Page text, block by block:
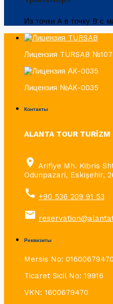
Из точки A в точку B с
Лицензия TURSAB
Лицензия №АК-0035
Контакты
ALANTA TOUR TURİZM
place Arifiye Mh. Kibris
Odunpazari, Eskişehir,
call +90 536 209 91 53
email
Реквизиты
Mersis No:
Ticaret Sicil No: 19916
VKN: 1600679470